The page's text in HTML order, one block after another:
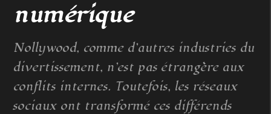
numérique
Nollywood, comme d’autres industries du
divertissement, n’est pas étrangère aux
conflits internes. Toutefois, les réseaux
sociaux ont transformé ces différends